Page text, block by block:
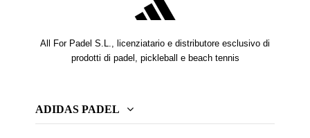
All For Padel S.L., licenziatario e distributore esclusivo di
prodotti di padel, pickleball e beach tennis
ADIDAS PADEL